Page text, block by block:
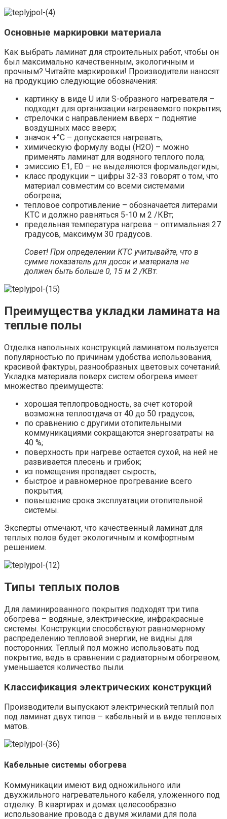
Основные маркировки материала
Как выбрать ламинат для строительных работ, чтобы он
был максимально качественным, экологичным и
прочным? Читайте маркировки! Производители наносят
на продукцию следующие обозначения:
картинку в виде U или S-образного нагревателя –
подходит для организации нагреваемого покрытия;
стрелочки с направлением вверх – поднятие
воздушных масс вверх;
значок +°С – допускается нагревать;
химическую формулу воды (Н2О) – можно
применять ламинат для водяного теплого пола;
эмиссию Е1, Е0 – не выделяются формальдегиды;
класс продукции – цифры 32-33 говорят о том, что
материал совместим со всеми системами
обогрева;
тепловое сопротивление – обозначается литерами
КТС и должно равняться 5-10 м 2 /КВт;
предельная температура нагрева – оптимальная 27
градусов, максимум 30 градусов.
Совет! При определении КТС учитывайте, что в
сумме показатель для досок и материала не
должен быть больше 0, 15 м 2 /КВт.
Преимущества укладки ламината на
теплые полы
Отделка напольных конструкций ламинатом пользуется
популярностью по причинам удобства использования,
красивой фактуры, разнообразных цветовых сочетаний.
Укладка материала поверх систем обогрева имеет
множество преимуществ:
хорошая теплопроводность, за счет которой
возможна теплоотдача от 40 до 50 градусов;
по сравнению с другими отопительными
коммуникациями сокращаются энергозатраты на
40 %;
поверхность при нагреве остается сухой, на ней не
развивается плесень и грибок;
из помещения пропадает сырость;
быстрое и равномерное прогревание всего
покрытия;
повышение срока эксплуатации отопительной
системы.
Эксперты отмечают, что качественный ламинат для
теплых полов будет экологичным и комфортным
решением.
Типы теплых полов
Для ламинированного покрытия подходят три типа
обогрева – водяные, электрические, инфракрасные
системы. Конструкции способствуют равномерному
распределению тепловой энергии, не видны для
посторонних. Теплый пол можно использовать под
покрытие, ведь в сравнении с радиаторным обогревом,
уменьшается количество пыли.
Классификация электрических конструкций
Производители выпускают электрический теплый пол
под ламинат двух типов – кабельный и в виде тепловых
матов.
Кабельные системы обогрева
Коммуникации имеют вид одножильного или
двухжильного нагревательного кабеля, уложенного под
отделку. В квартирах и домах целесообразно
использование провода с двумя жилами для пола